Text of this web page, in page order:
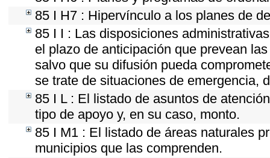
85 I H7 : Hipervínculo a los planes de
85 I I : Las disposiciones
el plazo de anticipación que prevean
salvo que su difusión pueda
se trate de situaciones de emergencia,
85 I L : El listado de asuntos de
tipo de apoyo y, en su caso, monto.
85 I M1 : El listado de áreas naturales
municipios que las comprenden.